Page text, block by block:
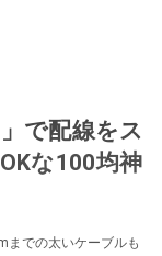
で配線をス
な100均神
までの太いケーブルも